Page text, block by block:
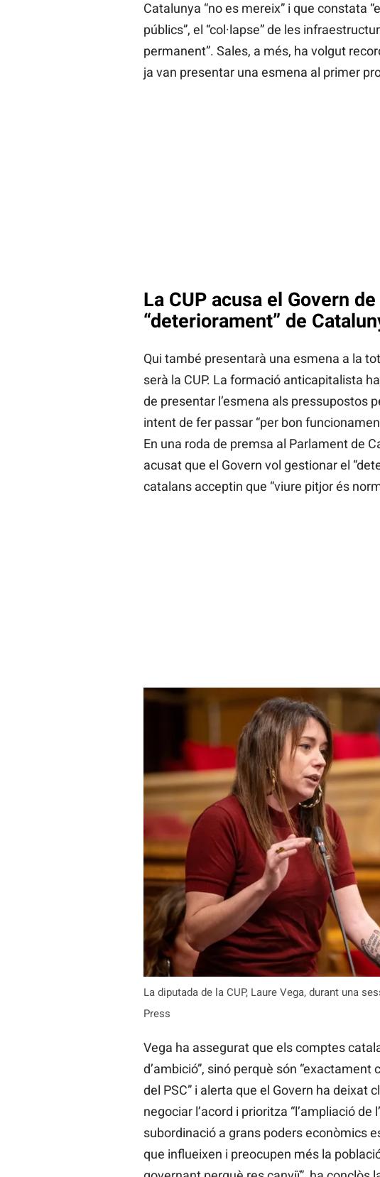
Catalunya “no es mereix” i que constata
públics”, el “col·lapse” de les
permanent”. Sales, a més, ha volgut
ja van presentar una esmena al primer
La CUP acusa el Govern
“deteriorament” de
Qui també presentarà una esmena a la
serà la CUP. La formació anticapitalista
de presentar l’esmena als pressupostos
intent de fer passar “per bon
En una roda de premsa al Parlament de
acusat que el Govern vol gestionar el
catalans acceptin que “viure pitjor és
La diputada de la CUP, Laure Vega, durant una
Press
Vega ha assegurat que els comptes
d’ambició”, sinó perquè són
del PSC” i alerta que el Govern ha deixat
negociar l’acord i prioritza “l’ampliació
subordinació a grans poders econòmics
que influeixen i preocupen més la